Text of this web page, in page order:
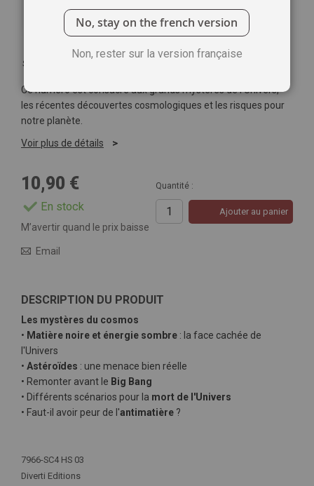
Soyez le premier à commenter ce produit
Ce numéro est consacré aux grands mystères de l'Univers,
les récentes découvertes cosmologiques et les risques pour
notre planète.
Voir plus de détails
10,90 €
En stock
Quantité :
Ajouter au panier
M’avertir quand le prix baisse
Email
DESCRIPTION DU PRODUIT
Les mystères du cosmos
• Matière noire et énergie sombre : la face cachée de
l'Univers
• Astéroïdes : une menace bien réelle
• Remonter avant le Big Bang
• Différents scénarios pour la mort de l'Univers
• Faut-il avoir peur de l'antimatière ?
d'infos
7966-SC4 HS 03
Diverti Editions
No, stay on the french version
Non, rester sur la version française